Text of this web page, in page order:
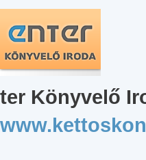
ter Könyvelő